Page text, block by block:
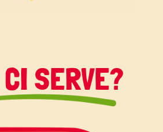
“Whoopie!”, e da lì il
SERVE?